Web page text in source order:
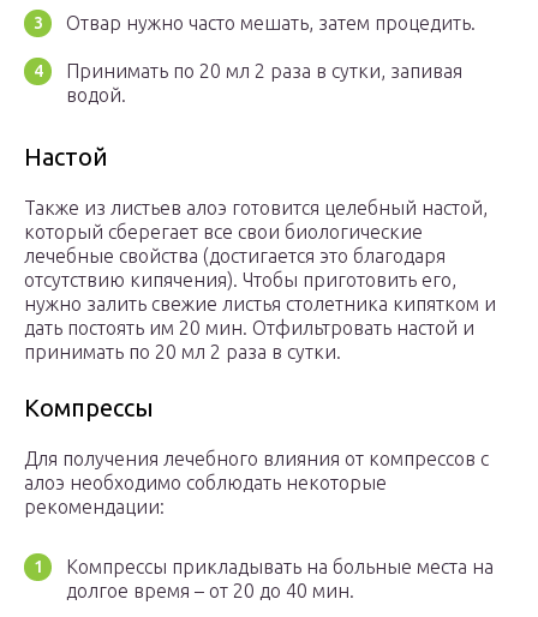
Отвар нужно часто мешать, затем процедить.
Принимать по 20 мл 2 раза в сутки, запивая
водой.
Настой
Также из листьев алоэ готовится целебный настой,
который сберегает все свои биологические
лечебные свойства (достигается это благодаря
отсутствию кипячения). Чтобы приготовить его,
нужно залить свежие листья столетника кипятком и
дать постоять им 20 мин. Отфильтровать настой и
принимать по 20 мл 2 раза в сутки.
Компрессы
Для получения лечебного влияния от компрессов с
алоэ необходимо соблюдать некоторые
рекомендации:
Компрессы прикладывать на больные места на
долгое время – от 20 до 40 мин.